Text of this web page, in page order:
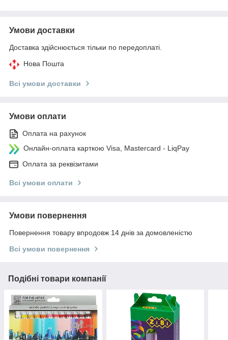
Умови доставки
Доставка здійснюється тільки по передоплаті.
Нова Пошта
Всі умови доставки
Умови оплати
Оплата на рахунок
Онлайн-оплата карткою Visa, Mastercard - LiqPay
Оплата за реквізитами
Всі умови оплати
Умови повернення
Повернення товару впродовж 14 днів за домовленістю
Всі умови повернення
Подібні товари компанії